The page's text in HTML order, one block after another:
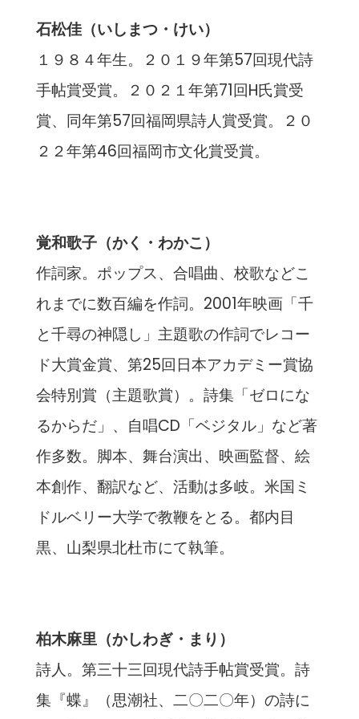
石松佳（いしまつ・けい）
１９８４年生。２０１９年第57回現代詩
手帖賞受賞。２０２１年第71回H氏賞受
賞、同年第57回福岡県詩人賞受賞。２０
２２年第46回福岡市文化賞受賞。
覚和歌子（かく・わかこ）
作詞家。ポップス、合唱曲、校歌などこ
れまでに数百編を作詞。2001年映画「千
と千尋の神隠し」主題歌の作詞でレコー
ド大賞金賞、第25回日本アカデミー賞協
会特別賞（主題歌賞）。詩集「ゼロにな
るからだ」、自唱CD「ベジタル」など著
作多数。脚本、舞台演出、映画監督、絵
本創作、翻訳など、活動は多岐。米国ミ
ドルベリー大学で教鞭をとる。都内目
黒、山梨県北杜市にて執筆。
柏木麻里（かしわぎ・まり）
詩人。第三十三回現代詩手帖賞受賞。詩
集『蝶』（思潮社、二〇二〇年）の詩に